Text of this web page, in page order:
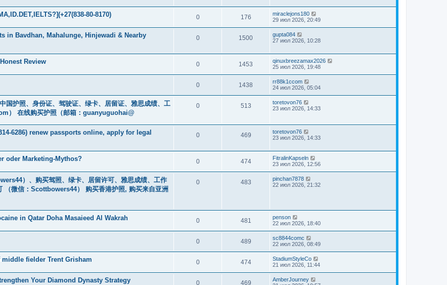
80-8170) 0 176
miraclejons180
29 июл 2026, 20:49
in Bavdhan, Mahalunge, Hinjewadi & Nearby
0 1500
gupta084
27 июл 2026, 10:28
Review 0 1453
qinuxbreezamax2026
25 июл 2026, 19:48
0 1438
rr88k1ccom
24 июл 2026, 05:04
护照、身份证、驾驶证、绿卡、居留证、雅思成绩、工
） 在线购买护照（邮箱：guanyuguohai@
0 513
toretovon76
23 июл 2026, 14:33
6286) renew passports online, apply for legal
0 469
toretovon76
23 июл 2026, 14:33
oder Marketing-Mythos? 0 474
FitralinKapseln
23 июл 2026, 12:56
）、购买驾照、绿卡、居留许可、雅思成绩、工作
（微信：Scottbowers44） 购买香港护照, 购买来自亚洲
0 483
pinchan7878
22 июл 2026, 21:32
in Qatar Doha Masaieed Al Wakrah 0 481
penson
22 июл 2026, 18:40
0 489
sc8844comc
22 июл 2026, 08:49
fielder Trent Grisham 0 474
StadiumStyleCo
21 июл 2026, 11:44
Your Diamond Dynasty Strategy 0 469
AmberJourney